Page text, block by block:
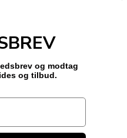
og modtag
og tilbud.